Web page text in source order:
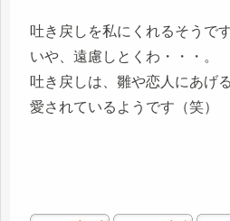
吐き戻しを私にくれるそうで
いや、遠慮しとくわ・・・。
吐き戻しは、雛や恋人にあげ
愛されているようです（笑）